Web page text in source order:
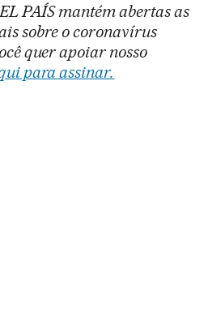
PAÍS mantém abertas as
sobre o coronavírus
quer apoiar nosso
para assinar.